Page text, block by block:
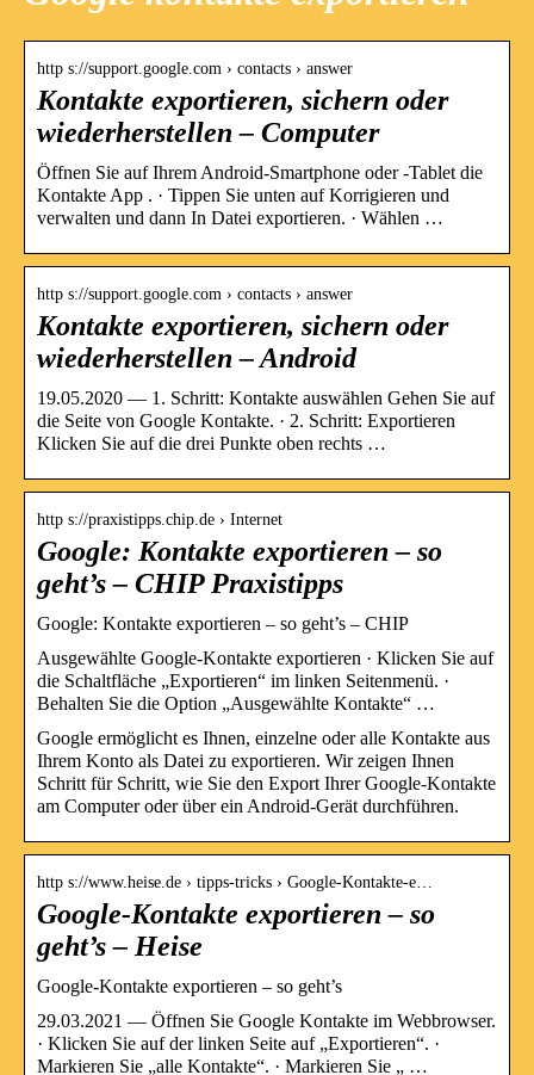
http s://support.google.com › contacts › answer
Kontakte exportieren, sichern oder
wiederherstellen – Computer
Öffnen Sie auf Ihrem Android-Smartphone oder ‑Tablet die
Kontakte App . · Tippen Sie unten auf Korrigieren und
verwalten und dann In Datei exportieren. · Wählen …
http s://support.google.com › contacts › answer
Kontakte exportieren, sichern oder
wiederherstellen – Android
19.05.2020 — 1. Schritt: Kontakte auswählen Gehen Sie auf
die Seite von Google Kontakte. · 2. Schritt: Exportieren
Klicken Sie auf die drei Punkte oben rechts …
http s://praxistipps.chip.de › Internet
Google: Kontakte exportieren – so
geht’s – CHIP Praxistipps
Google: Kontakte exportieren – so geht’s – CHIP
Ausgewählte Google-Kontakte exportieren · Klicken Sie auf
die Schaltfläche „Exportieren“ im linken Seitenmenü. ·
Behalten Sie die Option „Ausgewählte Kontakte“ …
Google ermöglicht es Ihnen, einzelne oder alle Kontakte aus
Ihrem Konto als Datei zu exportieren. Wir zeigen Ihnen
Schritt für Schritt, wie Sie den Export Ihrer Google-Kontakte
am Computer oder über ein Android-Gerät durchführen.
http s://www.heise.de › tipps-tricks › Google-Kontakte-e…
Google-Kontakte exportieren – so
geht’s – Heise
Google-Kontakte exportieren – so geht’s
29.03.2021 — Öffnen Sie Google Kontakte im Webbrowser.
· Klicken Sie auf der linken Seite auf „Exportieren“. ·
Markieren Sie „alle Kontakte“. · Markieren Sie „ …